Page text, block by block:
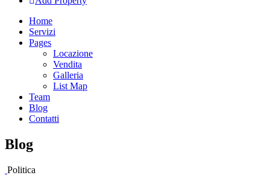
Home
Servizi
Pages
Locazione
Vendita
Galleria
List Map
Team
Blog
Contatti
Blog
Politica